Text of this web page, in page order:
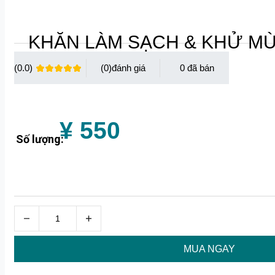
MUA NGAY
0
(0)
(0.0)
¥ 550
KHĂN LÀM SẠCH & KHỬ
Số lượng: